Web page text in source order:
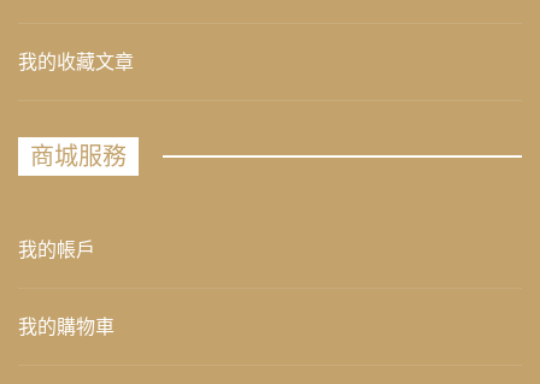
我的收藏文章
商城服務
我的帳戶
我的購物車